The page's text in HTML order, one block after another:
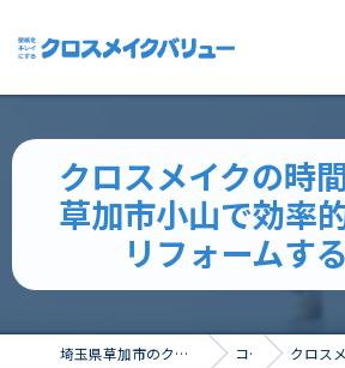
クロスメイクの時
草加市小山で効率
リフォームす
埼玉県草加市のクロスならクロスメイクバリュー コラム クロスメイクの時